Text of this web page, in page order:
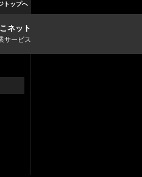
トップへ
ネット
サービス